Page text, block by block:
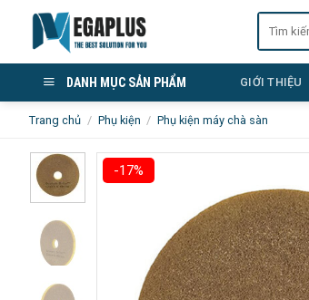
content
Tìm
DANH MỤC SẢN PHẨM GIỚI THIỆU
Trang chủ / Phụ kiện / Phụ kiện máy chà sàn
-17%